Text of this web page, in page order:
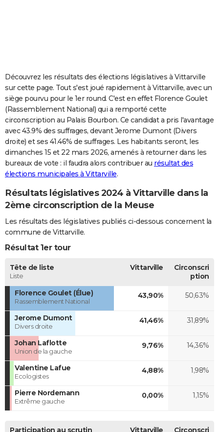
Carte de Noël
Carte Bonne année
Carte Saint-Valentin
Carte Pâques
Carte d'anniversaire
DICTIONNAIRE
Dictionnaire
Biographies
Citations
Expressions
Proverbes
PROGRAMME TV
COPAINS D'AVANT
S'inscrire
Se connecter
Lycées
Collèges
Primaires
Universités
Entreprises
Service militaire
Avis de recherche
AVIS DE DÉCÈS
FORUM
Bricolage
Lifestyle
Culture
Sport
Auto
Television
Voyage
Cinema
Découvrez les résultats des élections législatives à Vittarville
sur cette page. Tout s'est joué rapidement à Vittarville, avec un
siège pourvu pour le 1er round. C'est en effet Florence Goulet
(Rassemblement National) qui a remporté cette
circonscription au Palais Bourbon. Ce candidat a pris l'avantage
avec 43.9% des suffrages, devant Jerome Dumont (Divers
droite) et ses 41.46% de suffrages. Les habitants seront, les
dimanches 15 et 22 mars 2026, amenés à retourner dans les
bureaux de vote : il faudra alors contribuer au résultat des
élections municipales à Vittarville.
Résultats législatives 2024 à Vittarville dans la
2ème circonscription de la Meuse
Les résultats des législatives publiés ci-dessous concernent la
commune de Vittarville.
Résultat 1er tour
Tête de liste
Liste
Vittarville
Circonscri
ption
Florence Goulet (Élue)
Rassemblement National
43,90% 50,63%
Jerome Dumont
Divers droite
41,46% 31,89%
Johan Laflotte
Union de la gauche
9,76% 14,36%
Valentine Lafue
Ecologistes
4,88% 1,98%
Pierre Nordemann
Extrême gauche
0,00% 1,15%
Participation au scrutin Vittarville
Circonscri